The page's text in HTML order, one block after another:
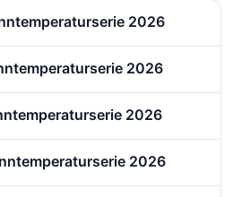
2026
2026
2026
2026